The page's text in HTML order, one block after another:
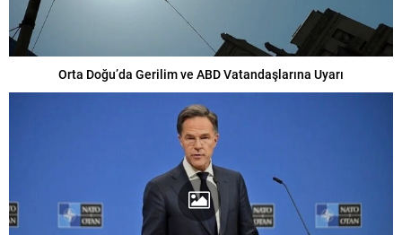
Orta Doğu’da Gerilim ve ABD Vatandaşlarına Uyarı